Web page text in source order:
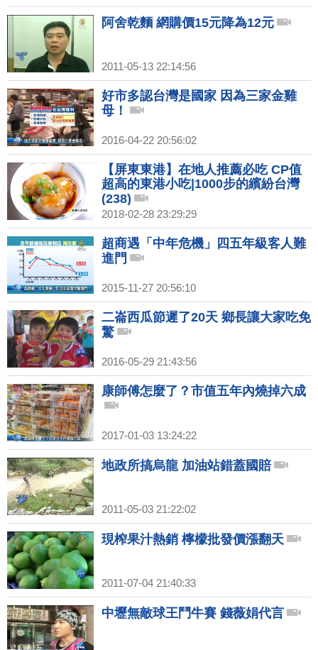
阿舍乾麵 網購價15元降為12元
2011-05-13 22:14:56
好市多認台灣是國家 因為三家金雞
母！
2016-04-22 20:56:02
【屏東東港】在地人推薦必吃 CP值
超高的東港小吃|1000步的繽紛台灣
(238)
2018-02-28 23:29:29
超商遇「中年危機」四五年級客人難
進門
2015-11-27 20:56:10
二崙西瓜節遲了20天 鄉長讓大家吃免
驚
2016-05-29 21:43:56
康師傅怎麼了？市值五年內燒掉六成
2017-01-03 13:24:22
地政所搞烏龍 加油站錯蓋國賠
2011-05-03 21:22:02
現榨果汁熱銷 檸檬批發價漲翻天
2011-07-04 21:40:33
中壢無敵球王鬥牛賽 錢薇娟代言